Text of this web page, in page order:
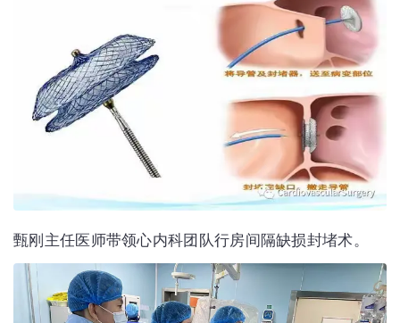
甄刚主任医师带领心内科团队行房间隔缺损封堵术。